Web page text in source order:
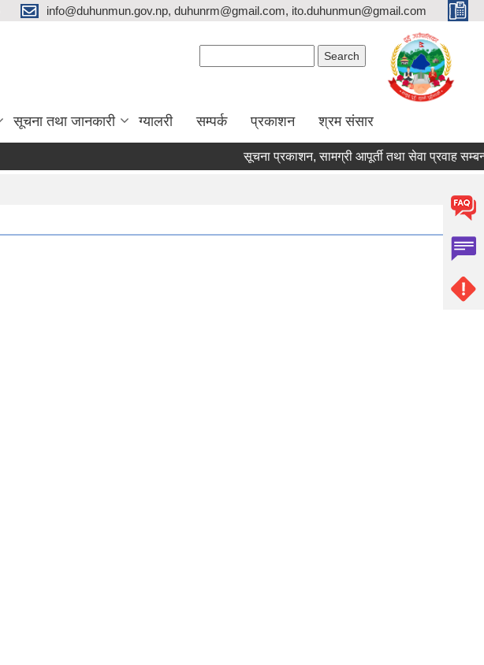
info@duhunmun.gov.np, duhunrm@gmail.com, ito.duhunmun@gmail.com
सूचना तथा जानकारी ग्यालरी सम्पर्क प्रकाशन श्रम संसार
सूचना प्रकाशन, सामग्री आपूर्ती तथा सेवा प्रवाह सम्बन्धमा ।